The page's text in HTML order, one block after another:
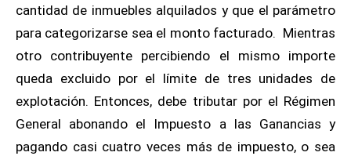
cantidad de inmuebles alquilados y que el parámetro
para categorizarse sea el monto facturado. Mientras
otro contribuyente percibiendo el mismo importe
queda excluido por el límite de tres unidades de
explotación. Entonces, debe tributar por el Régimen
General abonando el Impuesto a las Ganancias y
pagando casi cuatro veces más de impuesto, o sea